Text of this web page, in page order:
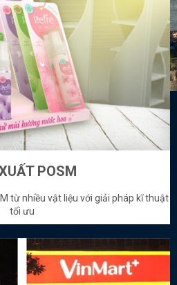
POSM
từ nhiều vật liệu với giải pháp kĩ thuật
tối ưu